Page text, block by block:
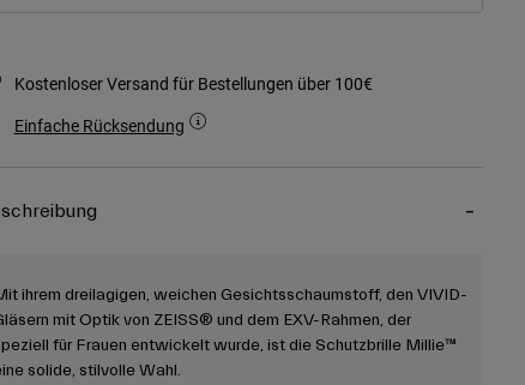
Kostenloser Versand für Bestellungen über 100€
Einfache Rücksendung
ihrem dreilagigen, weichen Gesichtsschaumstoff, den VIVID-
mit Optik von ZEISS® und dem EXV-Rahmen, der
für Frauen entwickelt wurde, ist die Schutzbrille Millie™
solide, stilvolle Wahl.